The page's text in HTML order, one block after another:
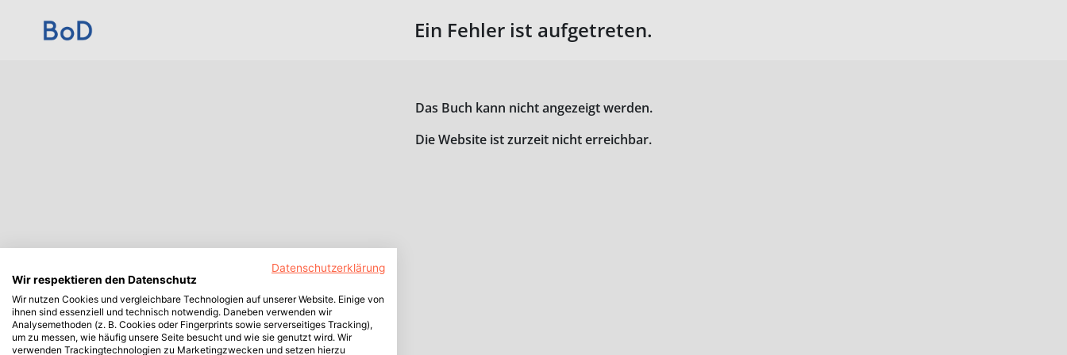
Ein Fehler ist aufgetreten.
Das Buch kann nicht angezeigt werden.
Die Website ist zurzeit nicht erreichbar.
Datenschutzerklärung
Wir respektieren den Datenschutz
Wir nutzen Cookies und vergleichbare Technologien auf unserer Website. Einige von
ihnen sind essenziell und technisch notwendig. Daneben verwenden wir
Analysemethoden (z. B. Cookies oder Fingerprints sowie serverseitiges Tracking),
um zu messen, wie häufig unsere Seite besucht und wie sie genutzt wird. Wir
verwenden Trackingtechnologien zu Marketingzwecken und setzen hierzu